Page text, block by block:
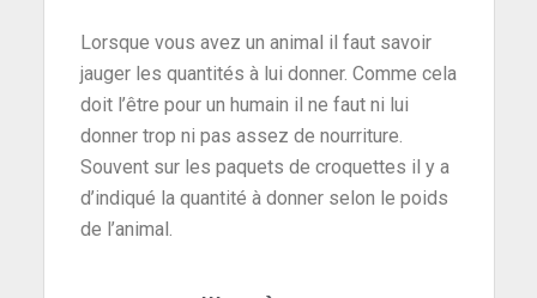
Lorsque vous avez un animal il faut savoir
jauger les quantités à lui donner. Comme cela
doit l’être pour un humain il ne faut ni lui
donner trop ni pas assez de nourriture.
Souvent sur les paquets de croquettes il y a
d’indiqué la quantité à donner selon le poids
de l’animal.